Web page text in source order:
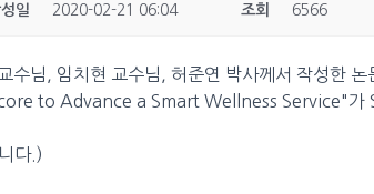
일 2020-02-21 06:04 조회 6566
수님, 임치현 교수님, 허준연 박사께서 작성한
to Advance a Smart Wellness Service"가
다.)